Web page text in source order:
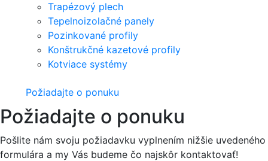
Trapézový plech
Tepelnoizolačné panely
Pozinkované profily
Konštrukčné kazetové profily
Kotviace systémy
Požiadajte o ponuku
Požiadajte o ponuku
Pošlite nám svoju požiadavku vyplnením nižšie uvedeného
formulára a my Vás budeme čo najskôr kontaktovať!